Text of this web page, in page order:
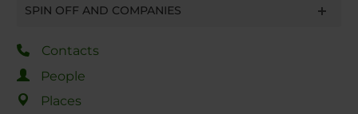
SPIN OFF AND COMPANIES
Contacts
People
Places